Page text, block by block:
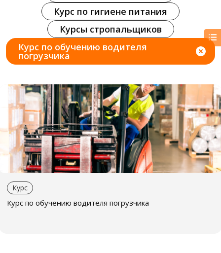
Курс по гигиене питания
Курсы стропальщиков
Курс по обучению водителя
погрузчика
Курс
Курс по обучению водителя погрузчика